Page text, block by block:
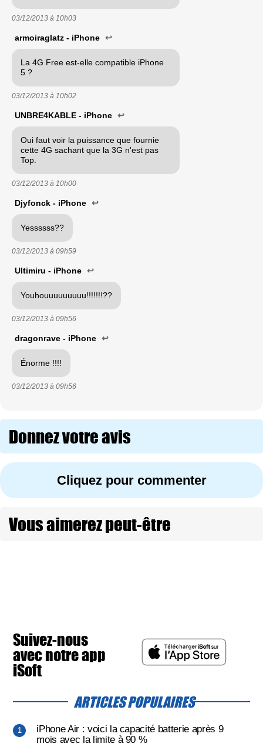
03/12/2013 à 10h03
armoiraglatz - iPhone ↩
La 4G Free est-elle compatible iPhone
5 ?
03/12/2013 à 10h02
UNBRE4KABLE - iPhone ↩
Oui faut voir la puissance que fournie
cette 4G sachant que la 3G n'est pas
Top.
03/12/2013 à 10h00
Djyfonck - iPhone ↩
Yessssss??
03/12/2013 à 09h59
Ultimiru - iPhone ↩
Youhouuuuuuuuu!!!!!!!??
03/12/2013 à 09h56
dragonrave - iPhone ↩
Énorme !!!!
03/12/2013 à 09h56
Donnez votre avis
Cliquez pour commenter
Vous aimerez peut-être
Suivez-nous
avec notre app
iSoft
ARTICLES POPULAIRES
iPhone Air : voici la capacité batterie après 9
mois avec la limite à 90 %